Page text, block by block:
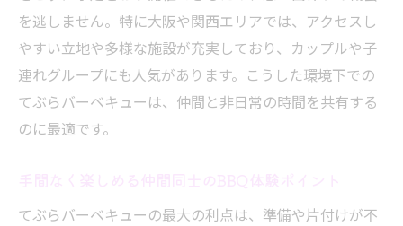
仲間との集合がスムーズなてぶらバーベキ
ュー活用法
雨の日も安心なてぶらバーベキューの選び方
てぶらバーベキューは雨天対応施設が安心
ポイント
天候を気にせず楽しむてぶらバーベキュー
を逃しません。特に大阪や関西エリアでは、アクセスし
やすい立地や多様な施設が充実しており、カップルや子
連れグループにも人気があります。こうした環境下での
てぶらバーベキューは、仲間と非日常の時間を共有する
のに最適です。
てぶらバーベキューの最大の利点は、準備や片付けが不